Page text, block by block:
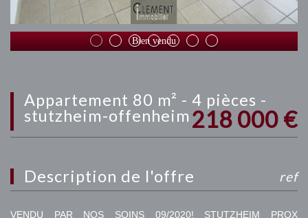
Bien vendu
appartement 80 m² - 4 pièces -
stutzheim-offenheim 218 000 €
description de l'offre ref
VENDU PAR NOS SOINS 09/2020! STUTZHEIM PROX